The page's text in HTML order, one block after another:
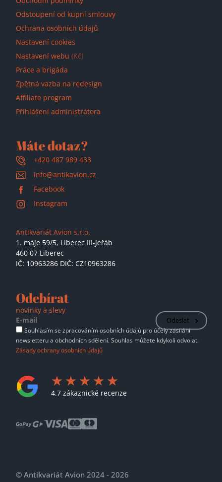
Odstoupení od kupní smlouvy
Ochrana osobních údajů
Nastavení cookies
Nastavení webu (Kč)
Práce a brigáda
Zpětná vazba na redesign
Affiliate program
Přihlášení administrátora
Máte dotaz?
+420 487 989 433
info@antikavion.cz
Facebook
Instagram
Antikvariát Avion s.r.o.
1. máje 59/5, Liberec III-Jeřáb
460 07 Liberec
IČ: 10963286 DIČ: CZ10963286
Odebírat
novinky a slevy
Odeslat
Souhlasím se zpracováním osobních údajů pro účely zasílání
newsletteru a obchodních sdělení. Souhlas můžete kdykoli odvolat.
Zásady ochrany osobních údajů
4.7 zákaznické recenze
© Antikvariát Avion 2024 - 2026